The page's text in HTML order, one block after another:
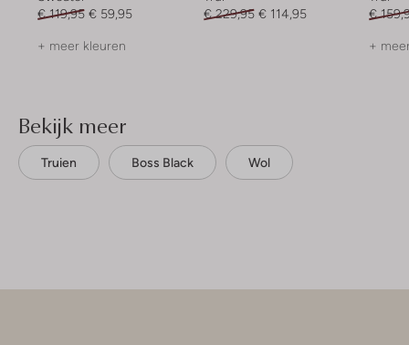
€ 119,95 € 59,95
+ meer kleuren
€ 229,95 € 114,95
€
+
Bekijk meer
Truien Boss Black Wol